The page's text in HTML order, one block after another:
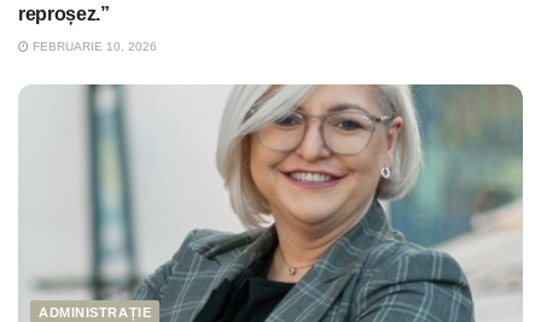
reproșez.”
FEBRUARIE 10, 2026
ADMINISTRAȚIE